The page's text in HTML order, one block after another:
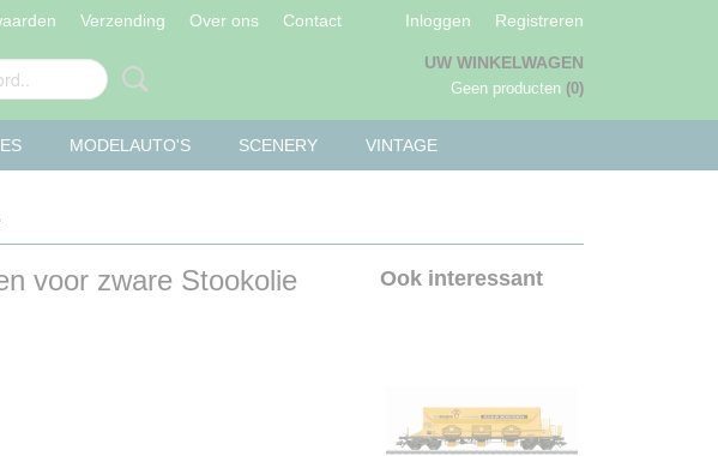
Verzending Over ons Contact Inloggen Registreren
UW WINKELWAGEN
Geen producten (0)
MODELAUTO'S SCENERY VINTAGE
voor zware Stookolie Ook interessant